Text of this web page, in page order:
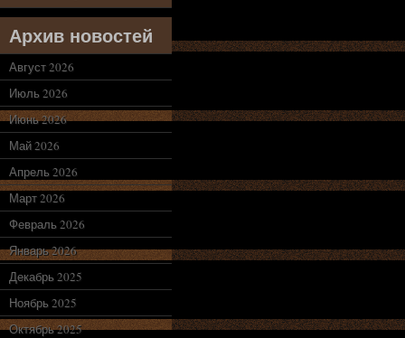
Архив новостей
Август 2026
Июль 2026
Июнь 2026
Май 2026
Апрель 2026
Март 2026
Февраль 2026
Январь 2026
Декабрь 2025
Ноябрь 2025
Октябрь 2025